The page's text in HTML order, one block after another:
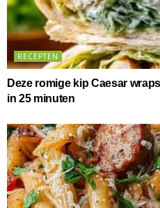
RECEPTEN
Deze romige kip Caesar
in 25 minuten